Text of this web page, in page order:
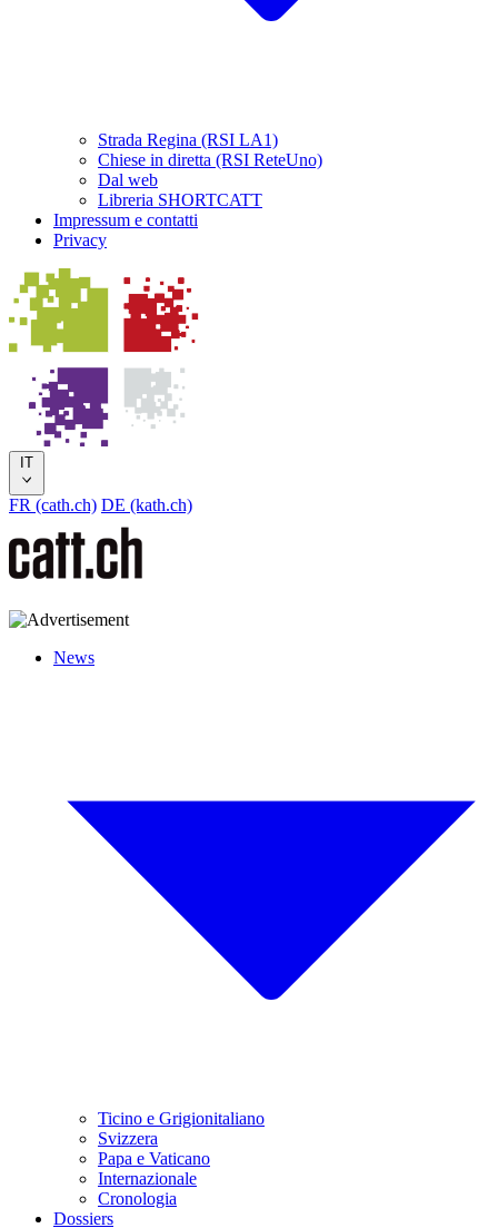
Strada Regina (RSI LA1)
Chiese in diretta (RSI ReteUno)
Dal web
Libreria SHORTCATT
Impressum e contatti
Privacy
IT
FR (cath.ch) DE (kath.ch)
News
Ticino e Grigionitaliano
Svizzera
Papa e Vaticano
Internazionale
Cronologia
Dossiers